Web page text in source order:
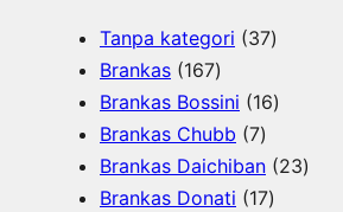
Tanpa kategori 373
P
o
d
Brankas 1671
6
7
P
r
Brankas Bossini 161
P
r
Brankas Chubb 77
P
r
Brankas Daichiban 232
Brankas Donati 171